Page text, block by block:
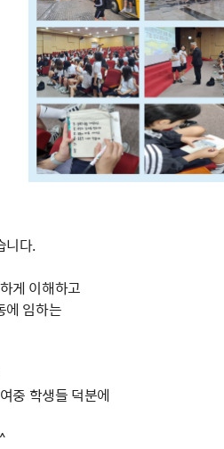
니다.
게 이해하고
에 임하는
중 학생들 덕분에